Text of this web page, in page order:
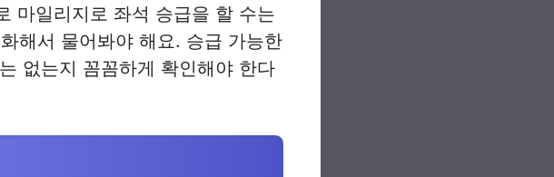
마일리지로 좌석 승급을 할 수는
해서 물어봐야 해요. 승급 가능한
없는지 꼼꼼하게 확인해야 한다